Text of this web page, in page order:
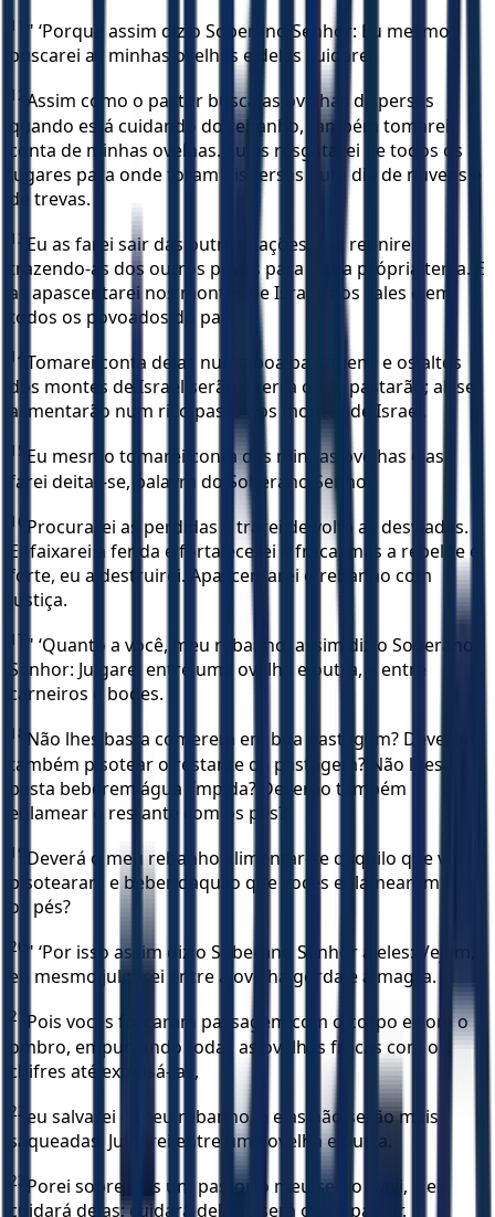
11
" ‘Porque assim diz o Soberano Senhor: Eu mesmo
buscarei as minhas ovelhas e delas cuidarei.
12 Assim como o pastor busca as ovelhas dispersas
quando está cuidando do rebanho, também tomarei
conta de minhas ovelhas. Eu as resgatarei de todos os
lugares para onde foram dispersas num dia de nuvens e
de trevas.
13 Eu as farei sair das outras nações e as reunirei,
trazendo-as dos outros povos para a sua própria terra. E
as apascentarei nos montes de Israel, nos vales e em
todos os povoados do país.
14 Tomarei conta delas numa boa pastagem, e os altos
dos montes de Israel serão a terra onde pastarão; ali se
alimentarão num rico pasto nos montes de Israel.
15 Eu mesmo tomarei conta das minhas ovelhas e as
farei deitar-se, palavra do Soberano Senhor.
16 Procurarei as perdidas e trarei de volta as desviadas.
Enfaixarei a ferida e fortalecerei a fraca, mas a rebelde e
forte, eu a destruirei. Apascentarei o rebanho com
justiça.
17 " ‘Quanto a você, meu rebanho, assim diz o Soberano
Senhor: Julgarei entre uma ovelha e outra, e entre
carneiros e bodes.
18 Não lhes basta comerem em boa pastagem? Deverão
também pisotear o restante da pastagem? Não lhes
basta beberem água límpida? Deverão também
enlamear o restante com os pés?
19 Deverá o meu rebanho alimentar-se daquilo que vocês
pisotearam e beber daquilo que vocês enlamearam com
os pés?
20 " ‘Por isso assim diz o Soberano Senhor a eles: Vejam,
eu mesmo julgarei entre a ovelha gorda e a magra.
21
Pois vocês forçaram passagem com o corpo e com o
ombro, empurrando todas as ovelhas fracas com os
chifres até expulsá-las,
22 eu salvarei o meu rebanho, e elas não serão mais
saqueadas. Julgarei entre uma ovelha e outra.
23 Porei sobre elas um pastor, o meu servo Davi, e ele
cuidará delas; cuidará delas e será o seu pastor.